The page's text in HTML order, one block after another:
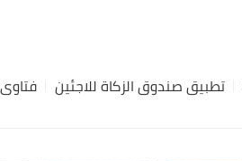
تطبيق صندوق الزكاة للاجئين فتاوى